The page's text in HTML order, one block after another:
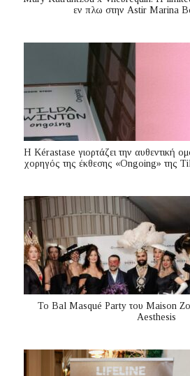
εν πλω στην Astir Marina
Η Kérastase γιορτάζει την αυθεντική
χορηγός της έκθεσης «Ongoing» της
Το Bal Masqué Party του Maison
Aesthesis